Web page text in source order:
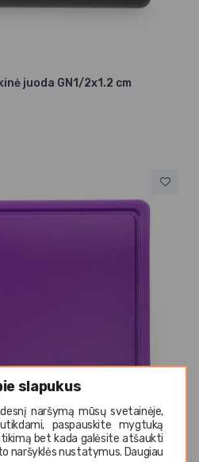
slapukus
naršymą mūsų svetainėje,
paspauskite mygtuką
bet kada galėsite atšaukti
naršyklės nustatymus. Daugiau
juoda GN1/2x1.2 cm